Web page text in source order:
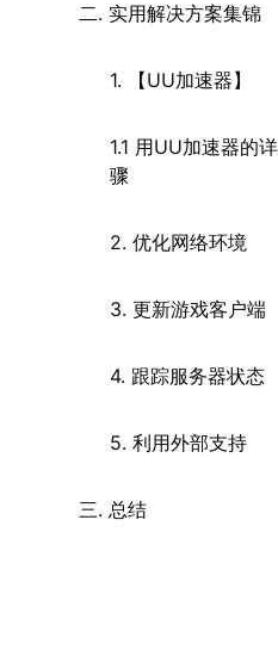
二. 实用解决方案集锦
1. 【UU加速器】
1.1 用UU加速器的
骤
2. 优化网络环境
3. 更新游戏客户端
4. 跟踪服务器状态
5. 利用外部支持
三. 总结